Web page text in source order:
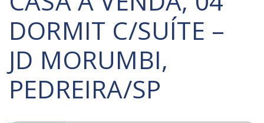
DORMIT C/SUÍTE –
JD MORUMBI,
PEDREIRA/SP